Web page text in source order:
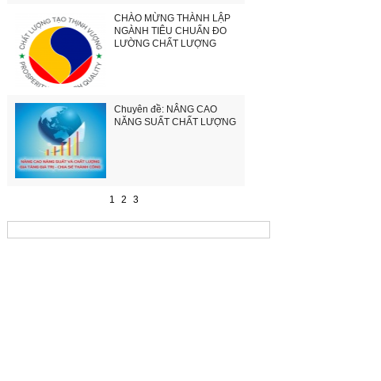
CHÀO MỪNG THÀNH LẬP
NGÀNH TIÊU CHUẨN ĐO
LƯỜNG CHẤT LƯỢNG
Chuyên đề: NÂNG CAO
NĂNG SUẤT CHẤT LƯỢNG
1 2 3